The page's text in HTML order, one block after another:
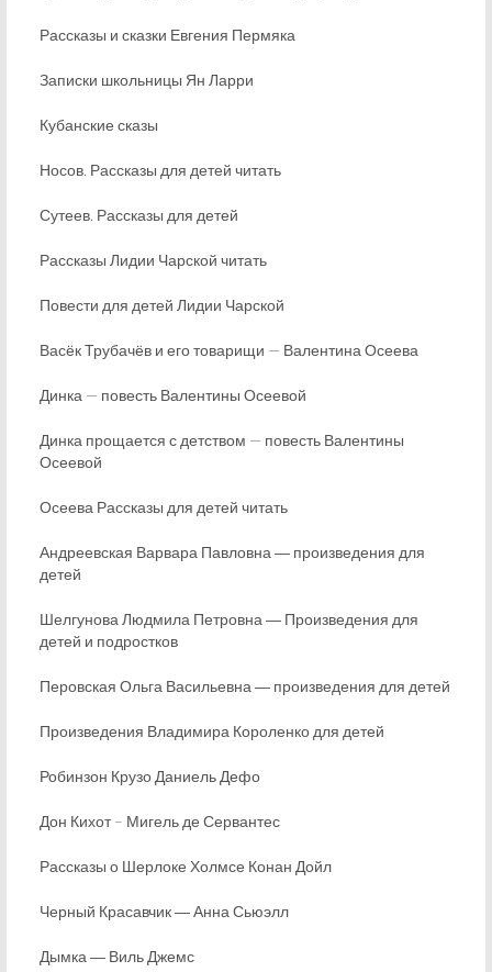
Рассказы и сказки Евгения Пермяка
Записки школьницы Ян Ларри
Кубанские сказы
Носов. Рассказы для детей читать
Сутеев. Рассказы для детей
Рассказы Лидии Чарской читать
Повести для детей Лидии Чарской
Васёк Трубачёв и его товарищи — Валентина Осеева
Динка — повесть Валентины Осеевой
Динка прощается с детством — повесть Валентины
Осеевой
Осеева Рассказы для детей читать
Андреевская Варвара Павловна ― произведения для
детей
Шелгунова Людмила Петровна ― Произведения для
детей и подростков
Перовская Ольга Васильевна ― произведения для детей
Произведения Владимира Короленко для детей
Робинзон Крузо Даниель Дефо
Дон Кихот – Мигель де Сервантес
Рассказы о Шерлоке Холмсе Конан Дойл
Черный Красавчик ― Анна Сьюэлл
Дымка ― Виль Джемс